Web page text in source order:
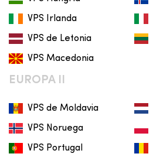
VPS Irlanda
VPS de Letonia
VPS Macedonia
EUROPA II
VPS de Moldavia
VPS Noruega
VPS Portugal